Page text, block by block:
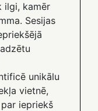
ilgi, kamēr
Sesijas
unikālu
vietnē,
iepriekš